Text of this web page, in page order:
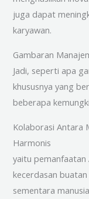
juga dapat
karyawan.
Gambaran
Jadi, seperti apa
khususnya yang
beberapa
Kolaborasi Antara
Harmonis
yaitu pemanfaatan
kecerdasan
sementara